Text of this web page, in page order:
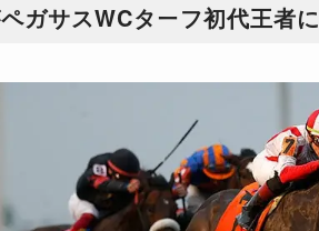
ガサスWCターフ初代王者に